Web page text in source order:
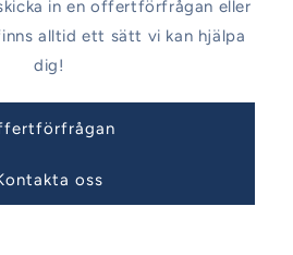
in en offertförfrågan eller
alltid ett sätt vi kan hjälpa
dig!
oss